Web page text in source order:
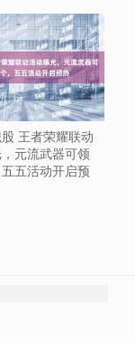
王者荣耀联动
元流武器可领
五活动开启预